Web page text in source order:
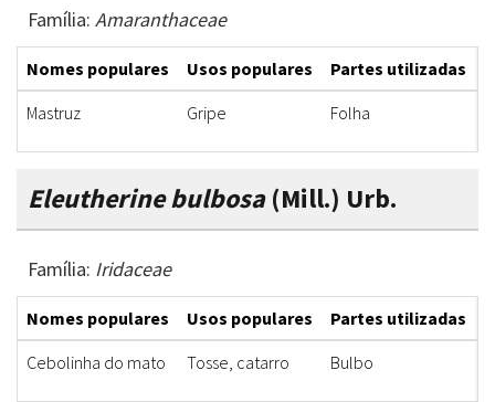
Família: Amaranthaceae
Nomes populares Usos populares Partes utilizadas
Mastruz
Gripe Folha
Eleutherine bulbosa(Mill.) Urb.
Família: Iridaceae
Nomes populares Usos populares Partes utilizadas
Cebolinha do mato
Tosse, catarro Bulbo